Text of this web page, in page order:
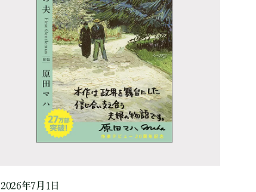
2026年7月1日